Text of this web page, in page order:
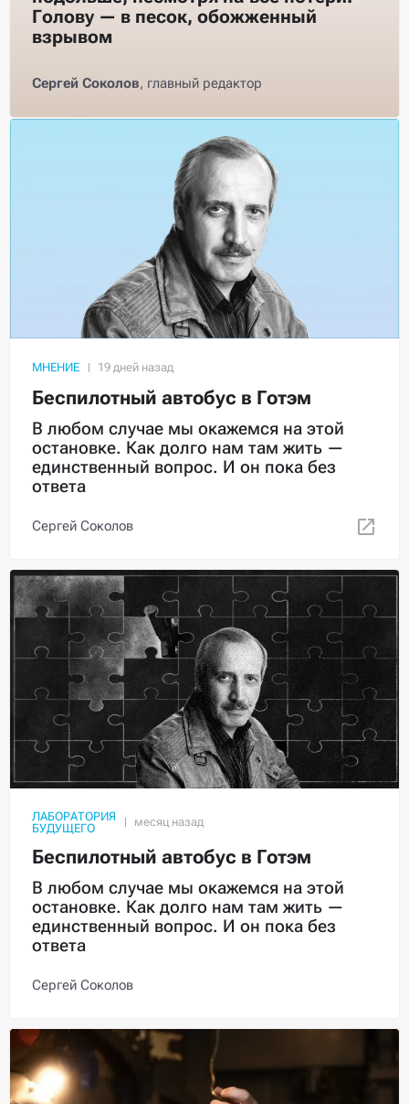
Голову — в песок, обожженный
взрывом
Сергей Соколов, главный редактор
МНЕНИЕ
Беспилотный автобус в Готэм
В любом случае мы окажемся на этой
остановке. Как долго нам там жить —
единственный вопрос. И он пока без
ответа
Сергей Соколов
ЛАБОРАТОРИЯ
БУДУЩЕГО
Беспилотный автобус в Готэм
В любом случае мы окажемся на этой
остановке. Как долго нам там жить —
единственный вопрос. И он пока без
ответа
Сергей Соколов